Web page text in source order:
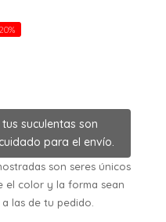
suculentas son
para el envío.
son seres únicos
el color y la forma sean
las de tu pedido.